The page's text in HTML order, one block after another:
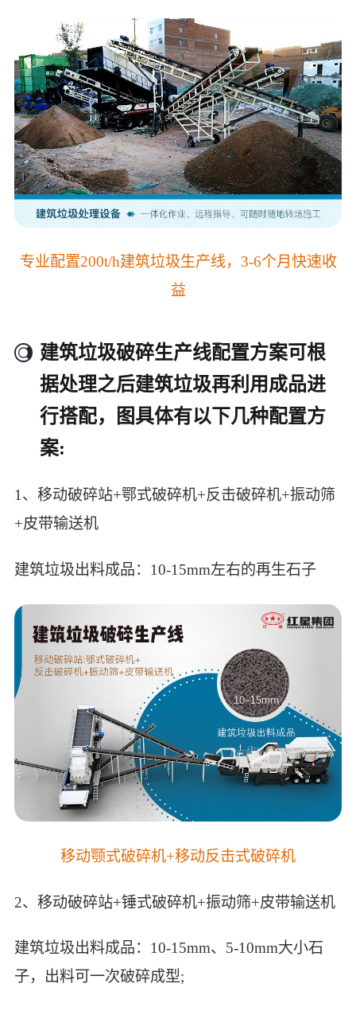
专业配置200t/h建筑垃圾生产线，3-6个月快速收
益
建筑垃圾破碎生产线配置方案可根
据处理之后建筑垃圾再利用成品进
行搭配，图具体有以下几种配置方
案:
1、移动破碎站+鄂式破碎机+反击破碎机+振动筛
+皮带输送机
建筑垃圾出料成品：10-15mm左右的再生石子
移动颚式破碎机+移动反击式破碎机
2、移动破碎站+锤式破碎机+振动筛+皮带输送机
建筑垃圾出料成品：10-15mm、5-10mm大小石
子，出料可一次破碎成型;